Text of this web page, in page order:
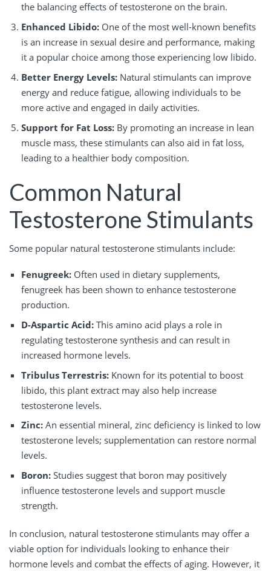
the balancing effects of testosterone on the brain.
Enhanced Libido: One of the most well-known benefits
is an increase in sexual desire and performance, making
it a popular choice among those experiencing low libido.
Better Energy Levels: Natural stimulants can improve
energy and reduce fatigue, allowing individuals to be
more active and engaged in daily activities.
Support for Fat Loss: By promoting an increase in lean
muscle mass, these stimulants can also aid in fat loss,
leading to a healthier body composition.
Common Natural
Testosterone Stimulants
Some popular natural testosterone stimulants include:
Fenugreek: Often used in dietary supplements,
fenugreek has been shown to enhance testosterone
production.
D-Aspartic Acid: This amino acid plays a role in
regulating testosterone synthesis and can result in
increased hormone levels.
Tribulus Terrestris: Known for its potential to boost
libido, this plant extract may also help increase
testosterone levels.
Zinc: An essential mineral, zinc deficiency is linked to low
testosterone levels; supplementation can restore normal
levels.
Boron: Studies suggest that boron may positively
influence testosterone levels and support muscle
strength.
In conclusion, natural testosterone stimulants may offer a
viable option for individuals looking to enhance their
hormone levels and combat the effects of aging. However, it